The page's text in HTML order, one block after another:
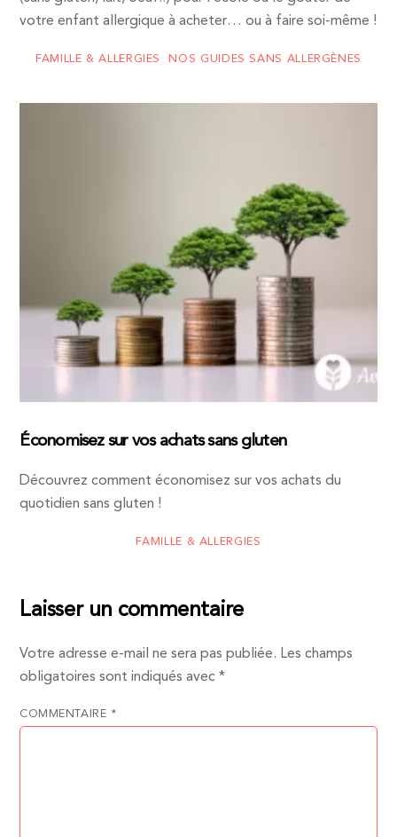
votre enfant allergique à acheter… ou à faire soi-même !
FAMILLE & ALLERGIES NOS GUIDES SANS ALLERGÈNES
Économisez sur vos achats sans gluten
Découvrez comment économisez sur vos achats du
quotidien sans gluten !
FAMILLE & ALLERGIES
Laisser un commentaire
Votre adresse e-mail ne sera pas publiée. Les champs
obligatoires sont indiqués avec*
COMMENTAIRE *